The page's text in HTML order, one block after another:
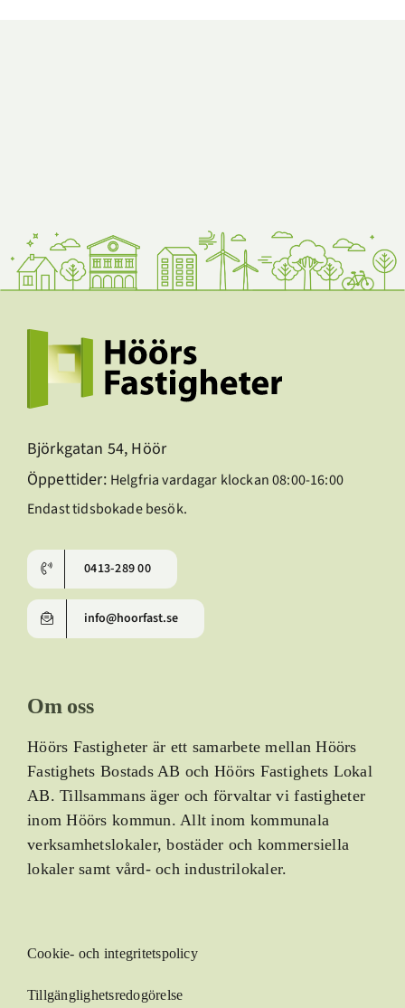
Björkgatan 54, Höör
Öppettider: Helgfria vardagar klockan 08:00-16:00
Endast tidsbokade besök.
0413-289 00
info@hoorfast.se
Om oss
Höörs Fastigheter är ett samarbete mellan Höörs
Fastighets Bostads AB och Höörs Fastighets Lokal
AB.Tillsammans äger och förvaltar vi fastigheter
inom Höörs kommun. Allt inom kommunala
verksamhetslokaler, bostäder och kommersiella
lokaler samt vård- och industrilokaler.
Cookie- och integritetspolicy
Tillgänglighetsredogörelse